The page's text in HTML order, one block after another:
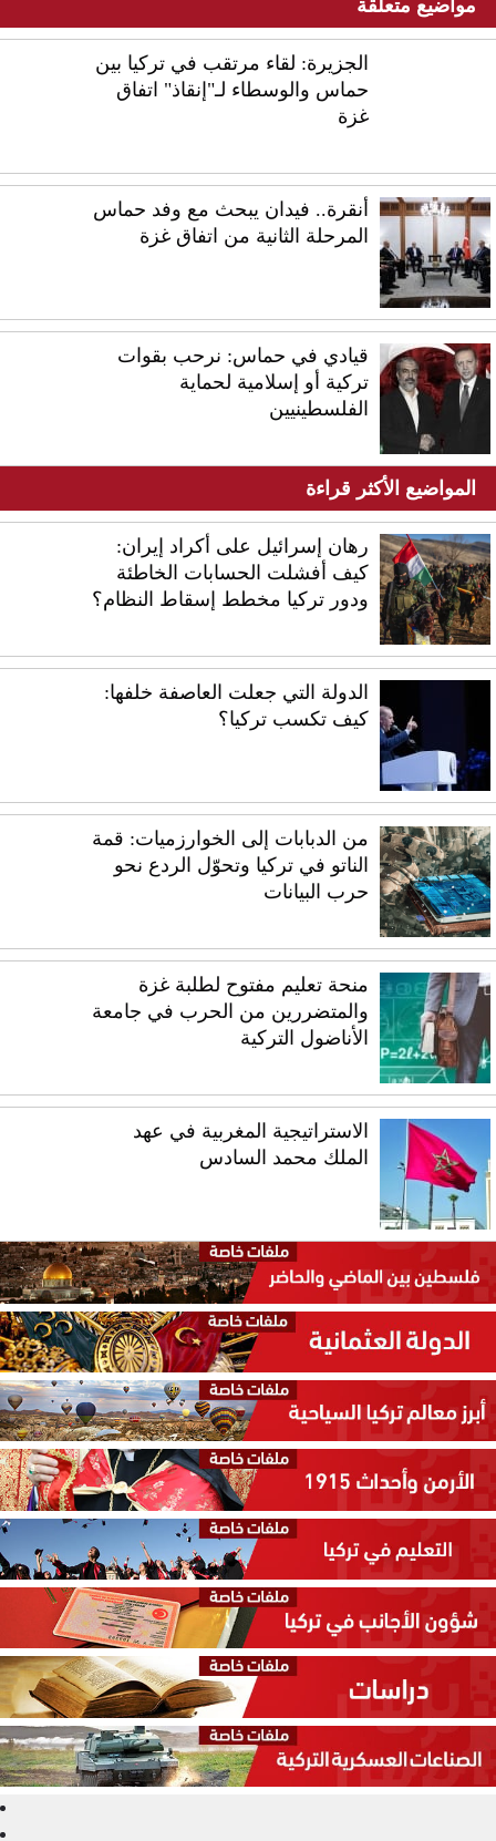
مواضيع متعلقة
الجزيرة: لقاء مرتقب في تركيا بين
حماس والوسطاء لـ"إنقاذ" اتفاق
غزة
أنقرة.. فيدان يبحث مع وفد حماس
المرحلة الثانية من اتفاق غزة
قيادي في حماس: نرحب بقوات
تركية أو إسلامية لحماية
الفلسطينيين
المواضيع الأكثر قراءة
رهان إسرائيل على أكراد إيران:
كيف أفشلت الحسابات الخاطئة
ودور تركيا مخطط إسقاط النظام؟
الدولة التي جعلت العاصفة خلفها:
كيف تكسب تركيا؟
من الدبابات إلى الخوارزميات: قمة
الناتو في تركيا وتحوّل الردع نحو
حرب البيانات
منحة تعليم مفتوح لطلبة غزة
والمتضررين من الحرب في جامعة
الأناضول التركية
الاستراتيجية المغربية في عهد
الملك محمد السادس